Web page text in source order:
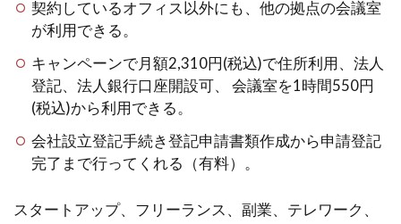
契約しているオフィス以外にも、他の拠点の会議室
が利用できる。
キャンペーンで月額2,310円(税込)で住所利用、法人
登記、法人銀行口座開設可、 会議室を1時間550円
(税込)から利用できる。
会社設立登記手続き登記申請書類作成から申請登記
完了まで行ってくれる（有料）。
スタートアップ、フリーランス、副業、テレワーク、